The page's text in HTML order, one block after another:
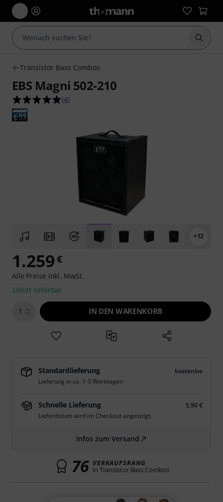
Suche
Transistor Bass Combos
EBS Magni 502-210
5.0 von 5 Sternen aus 4 Kundenbewertungen
(4)
+12
1.259€
Alle Preise inkl. MwSt.
Sofort lieferbar
1 IN DEN WARENKORB
Standardlieferung
kostenlos
Lieferung in ca. 1-3 Werktagen
Schnelle Lieferung
5,90 €
Lieferdatum wird im Checkout angezeigt.
Infos zum Versand
76 VERKAUFSRANG
in Transistor Bass Combos